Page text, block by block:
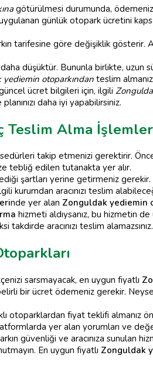
götürülmesi durumunda, ödemeniz
günlük otopark ücretini
tarifesine göre değişiklik gösterir.
düşüktür. Bununla birlikte, uzun
otoparkından teslim
ücret bilgileri için, ilgili
daha iyi yapabilirsiniz.
Teslim Alma
takip etmenizi gerektirir.
tebliğ edilen tutanakta yer alır.
şartları yerine getirmeniz
kurumdan aracınızı teslim
nde yer alan Zonguldak yediemin
hizmeti aldıysanız, bu hizmetin
aracınızı teslim alamazsınız.
sarsmayacak, en uygun fiyatlı
bir ücret ödemeniz gerekir.
otoparklardan fiyat teklifi almanız
yer alan yorumları ve
güvenliği ve aracınıza sunulan
En uygun fiyatlı Zonguldak